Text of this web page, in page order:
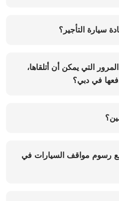
سيارة التأجير؟
التي يمكن أن أتلقاها،
في دبي؟
رسوم مواقف السيارات في